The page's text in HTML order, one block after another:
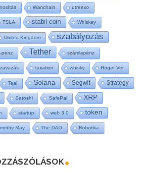
Wanchain utreexo
TSLA stabil coin Whiskey
United Kingdom szabályozás
pénz Tether számlapénz
taxation whisky Roger Ver
Teal Solana Segwit Strategy
Satoshi SafePal XRP
startup web 3.0 token
May The DAO Robotika